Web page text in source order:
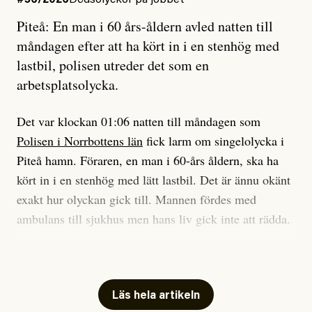
Jag sökte ljuset och meningen,
efter det som var rent, rätt och sant,
och aldrig såg jag det klarare än
när jag ombord på bussen hjälpte en tant.
#23/2026Intervjun
Jesper Lundby: ”Livet i sig
är ganska politiskt”
Piteå: En man i 60 års-åldern avled natten till
måndagen efter att ha kört in i en stenhög med
lastbil, polisen utreder det som en
arbetsplatsolycka.
Det var klockan 01:06 natten till måndagen som
Polisen i Norrbottens län fick larm om singelolycka i
Piteå hamn. Föraren, en man i 60-års åldern, ska ha
kört in i en stenhög med lätt lastbil. Det är ännu okänt
exakt hur olyckan gick till. Mannen fördes med
ambulans till sjukhus men hans liv gick inte att rädda.
platsen, säger Elis Brännström, RLC-befäl på polisens
Läs hela artikeln